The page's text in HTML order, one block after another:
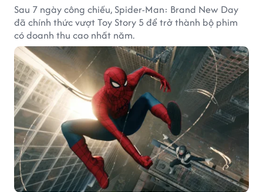
Sau 7 ngày công chiếu, Spider-Man: Brand New Day
đã chính thức vượt Toy Story 5 để trở thành bộ phim
có doanh thu cao nhất năm.